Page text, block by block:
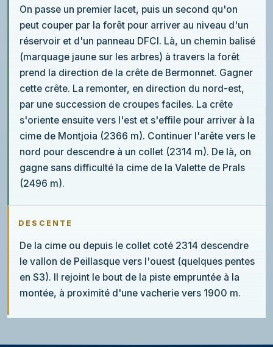
On passe un premier lacet, puis un second qu'on
peut couper par la forêt pour arriver au niveau d'un
réservoir et d'un panneau DFCI. Là, un chemin balisé
(marquage jaune sur les arbres) à travers la forêt
prend la direction de la crête de Bermonnet. Gagner
cette crête. La remonter, en direction du nord-est,
par une succession de croupes faciles. La crête
s'oriente ensuite vers l'est et s'effile pour arriver à la
cime de Montjoia (2366 m). Continuer l'arête vers le
nord pour descendre à un collet (2314 m). De là, on
gagne sans difficulté la cime de la Valette de Prals
(2496 m).
DESCENTE
De la cime ou depuis le collet coté 2314 descendre
le vallon de Peillasque vers l'ouest (quelques pentes
en S3). Il rejoint le bout de la piste empruntée à la
montée, à proximité d'une vacherie vers 1900 m.